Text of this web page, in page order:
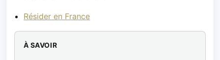
Résider en France
À SAVOIR